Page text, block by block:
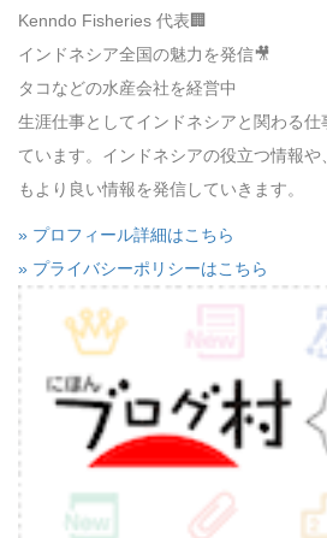
Kenndo Fisheries 代表🏢
インドネシア全国の魅力を発信🎥
タコなどの水産会社を経営中
生涯仕事としてインドネシアと関わる仕
ています。インドネシアの役立つ情報
もより良い情報を発信していきます。
» プロフィール詳細はこちら
» プライバシーポリシーはこちら